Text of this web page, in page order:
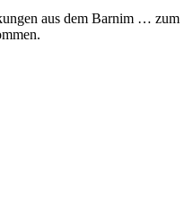
aus dem Barnim … zum